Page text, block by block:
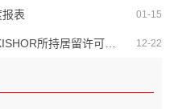
表 01-15
12-22